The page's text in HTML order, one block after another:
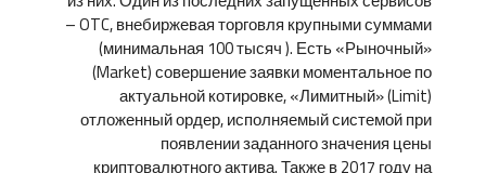
– OTC, внебиржевая торговля крупными суммами
(минимальная 100 тысяч ). Есть «Рыночный»
(Market) совершение заявки моментальное по
актуальной котировке, «Лимитный» (Limit)
отложенный ордер, исполняемый системой при
появлении заданного значения цены